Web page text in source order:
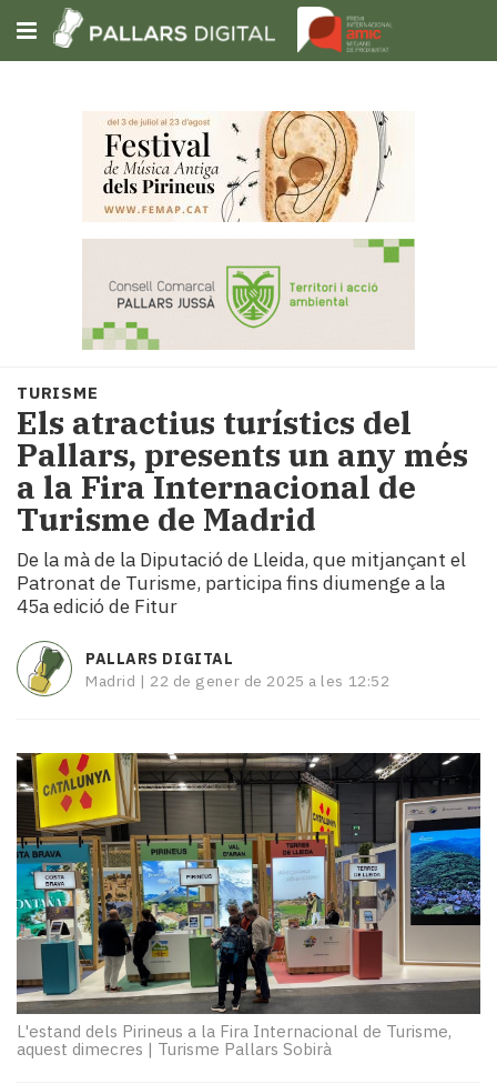
Subscriu-t'hi
Portada
Societat
Política
i
municipis
Economia
i
Cultura
Esports
Mai
tant!
TV
i
temps
Reportatges
Entrevistes
Enquestes
A
escena!
Dis
la
teva!
Subscriptors
La
newsletter
TURISME
Els atractius turístics del
Pallars, presents un any més
a la Fira Internacional de
Turisme de Madrid
De la mà de la Diputació de Lleida, que mitjançant el
Patronat de Turisme, participa fins diumenge a la
45a edició de Fitur
PALLARS DIGITAL
Madrid | 22 de gener de 2025 a les 12:52
L'estand dels Pirineus a la Fira Internacional de Turisme,
aquest dimecres | Turisme Pallars Sobirà